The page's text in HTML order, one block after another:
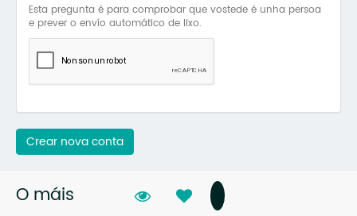
Esta pregunta é para comprobar que vostede é unha persoa
e prever o envío automático de lixo.
Crear nova conta
O máis